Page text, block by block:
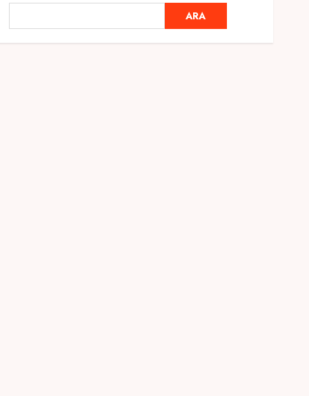
Ramazan Ayı 2025:
Manevi Atmosfer ve Özel
Hazırlıklar
ARA